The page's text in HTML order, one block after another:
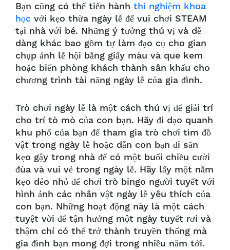
Bạn cũng có thể tiến hành thí nghiệm khoa
học với kẹo thừa ngày lễ để vui chơi STEAM
tại nhà với bé. Những ý tưởng thú vị và dễ
dàng khác bao gồm tự làm đạo cụ cho gian
chụp ảnh lễ hội bằng giấy màu và que kem
hoặc biến phòng khách thành sân khấu cho
chương trình tài năng ngày lễ của gia đình.
Trò chơi ngày lễ là một cách thú vị để giải trí
cho trí tò mò của con bạn. Hãy đi dạo quanh
khu phố của bạn để tham gia trò chơi tìm đồ
vật trong ngày lễ hoặc dẫn con bạn đi săn
kẹo gậy trong nhà để có một buổi chiều cười
đùa và vui vẻ trong ngày lễ. Hãy lấy một nắm
kẹo dẻo nhỏ để chơi trò bingo người tuyết với
hình ảnh các nhân vật ngày lễ yêu thích của
con bạn. Những hoạt động này là một cách
tuyệt vời để tận hưởng một ngày tuyết rơi và
thậm chí có thể trở thành truyền thống mà
gia đình bạn mong đợi trong nhiều năm tới.